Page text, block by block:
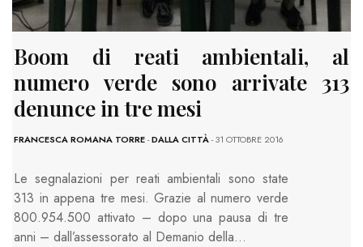
Boom di reati ambientali, al
numero verde sono arrivate 313
denunce in tre mesi
FRANCESCA ROMANA TORRE-DALLA CITTÀ- 31 OTTOBRE 2016
Le segnalazioni per reati ambientali sono state
313 in appena tre mesi. Grazie al numero verde
800.954.500 attivato – dopo una pausa di tre
anni – dall’assessorato al Demanio della…